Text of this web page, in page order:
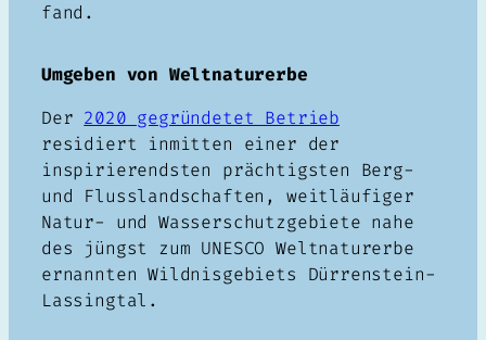
fand.
Umgeben von Weltnaturerbe
Der 2020 gegründetet Betrieb
residiert inmitten einer der
inspirierendsten prächtigsten Berg-
und Flusslandschaften, weitläufiger
Natur- und Wasserschutzgebiete nahe
des jüngst zum UNESCO Weltnaturerbe
ernannten Wildnisgebiets Dürrenstein-
Lassingtal.